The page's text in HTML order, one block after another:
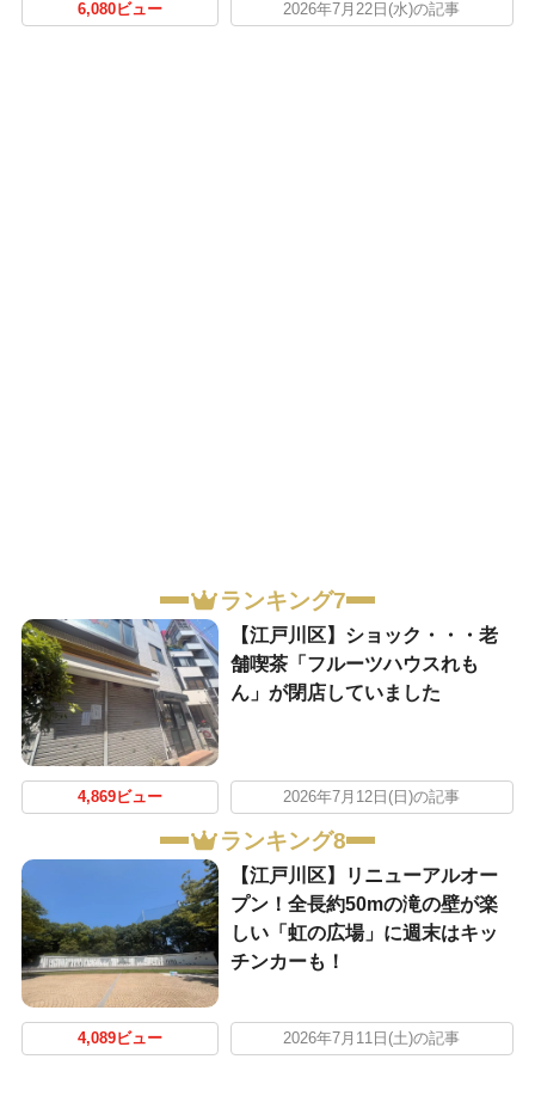
6,080ビュー 2026年7月22日(水)の記事
ランキング7
【江戸川区】ショック・・・老
舗喫茶「フルーツハウスれも
ん」が閉店していました
4,869ビュー 2026年7月12日(日)の記事
ランキング8
【江戸川区】リニューアルオー
プン！全長約50mの滝の壁が楽
しい「虹の広場」に週末はキッ
チンカーも！
4,089ビュー 2026年7月11日(土)の記事